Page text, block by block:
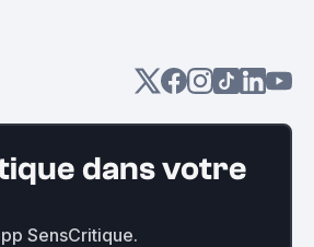
dans votre
SensCritique.